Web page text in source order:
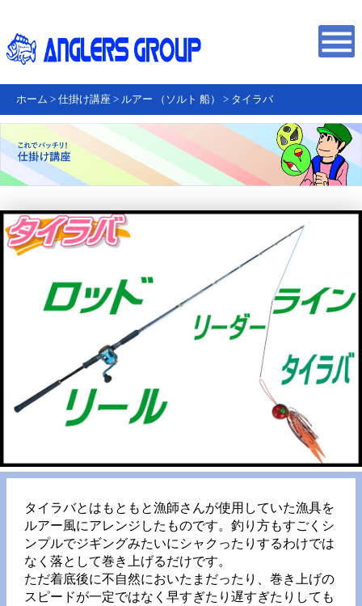
ホーム > 仕掛け講座 > ルアー （ソルト 船） > タイラバ
タイラバとはもともと漁師さんが使用していた漁具を
ルアー風にアレンジしたものです。釣り方もすごくシ
ンプルでジギングみたいにシャクったりするわけでは
なく落として巻き上げるだけです。
ただ着底後に不自然においたまだったり、巻き上げの
スピードが一定ではなく早すぎたり遅すぎたりしても